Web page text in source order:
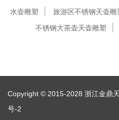
水壶雕塑
旅游区不锈钢天壶雕
不锈钢大茶壶天壶雕塑
Copyright © 2015-2028 浙江金鼎
号-2